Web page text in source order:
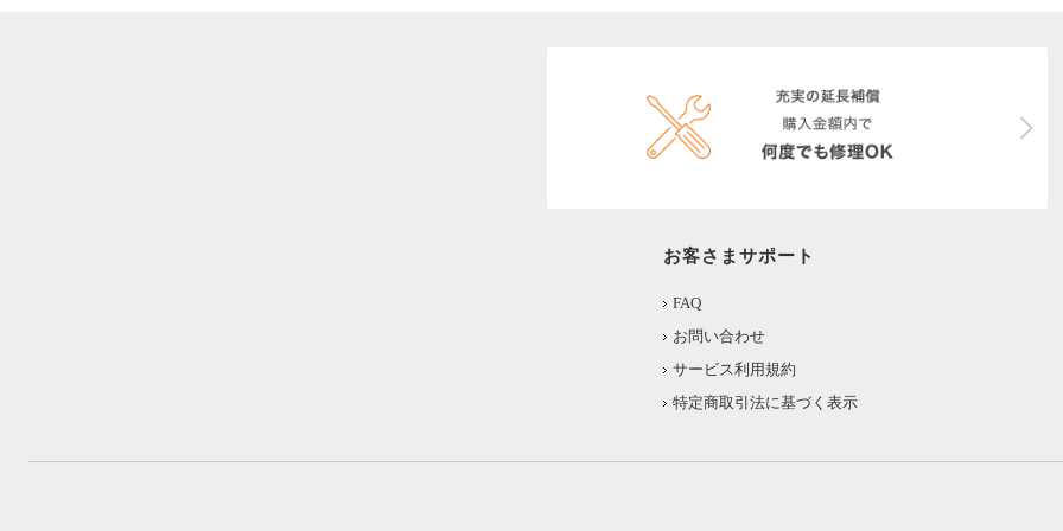
お客さまサポート
FAQ
お問い合わせ
サービス利用規約
特定商取引法に基づく表示